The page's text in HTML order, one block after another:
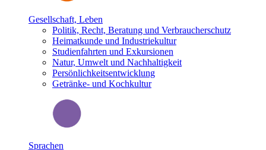
Gesellschaft, Leben
Politik, Recht, Beratung und Verbraucherschutz
Heimatkunde und Industriekultur
Studienfahrten und Exkursionen
Natur, Umwelt und Nachhaltigkeit
Persönlichkeitsentwicklung
Getränke- und Kochkultur
Sprachen